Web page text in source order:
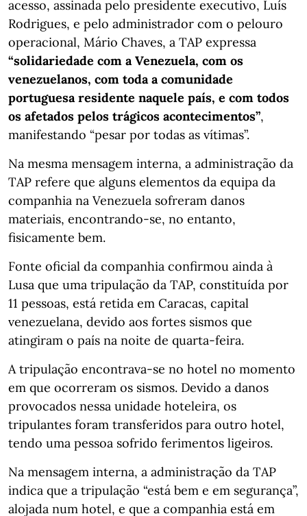
acesso, assinada pelo presidente executivo, Luís
Rodrigues, e pelo administrador com o pelouro
operacional, Mário Chaves, a TAP expressa
“solidariedade com a Venezuela, com os
venezuelanos, com toda a comunidade
portuguesa residente naquele país, e com todos
os afetados pelos trágicos acontecimentos”,
manifestando “pesar por todas as vítimas”.
Na mesma mensagem interna, a administração da
TAP refere que alguns elementos da equipa da
companhia na Venezuela sofreram danos
materiais, encontrando-se, no entanto,
fisicamente bem.
Fonte oficial da companhia confirmou ainda à
Lusa que uma tripulação da TAP, constituída por
11 pessoas, está retida em Caracas, capital
venezuelana, devido aos fortes sismos que
atingiram o país na noite de quarta-feira.
A tripulação encontrava-se no hotel no momento
em que ocorreram os sismos. Devido a danos
provocados nessa unidade hoteleira, os
tripulantes foram transferidos para outro hotel,
tendo uma pessoa sofrido ferimentos ligeiros.
Na mensagem interna, a administração da TAP
indica que a tripulação “está bem e em segurança”,
alojada num hotel, e que a companhia está em